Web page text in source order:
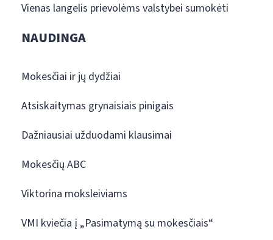
Vienas langelis prievolėms valstybei sumokėti
NAUDINGA
Mokesčiai ir jų dydžiai
Atsiskaitymas grynaisiais pinigais
Dažniausiai užduodami klausimai
Mokesčių ABC
Viktorina moksleiviams
VMI kviečia į „Pasimatymą su mokesčiais“